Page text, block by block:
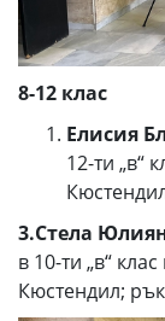
8-12 клас
Елисия
12-ти „в“
3.Стела
в 10-ти „в“
Кюстендил;